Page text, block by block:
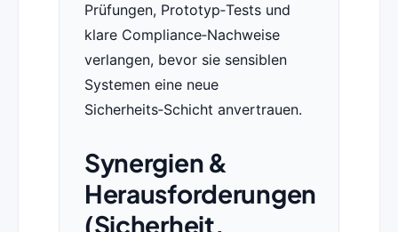
Prüfungen, Prototyp‑Tests und
klare Compliance‑Nachweise
verlangen, bevor sie sensiblen
Systemen eine neue
Sicherheits‑Schicht anvertrauen.
Synergien &
Herausforderungen
(Sicherheit,